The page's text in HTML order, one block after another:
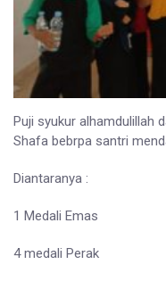
Puji syukur alhamdulillah
Shafa bebrpa santri
Diantaranya :
1 Medali Emas
4 medali Perak